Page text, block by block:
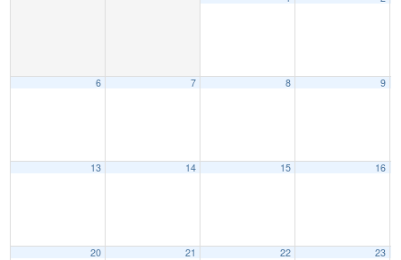
6 7 8 9
13 14 15 16
20 21 22 23